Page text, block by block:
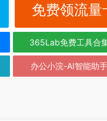
免费领流
365Lab免费工具合
办公小浣-AI智能助手